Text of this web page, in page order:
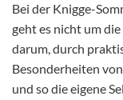
Bei der Knigge-
geht es nicht um
darum, durch
Besonderheiten
und so die eigene